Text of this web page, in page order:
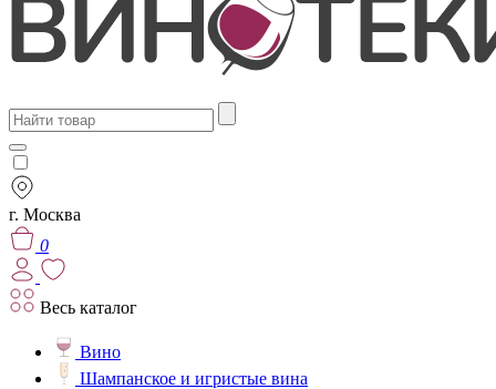
г. Москва
0
Весь каталог
Вино
Шампанское и игристые вина